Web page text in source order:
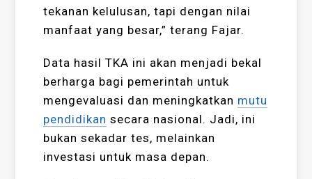
tekanan kelulusan, tapi dengan nilai
manfaat yang besar,” terang Fajar.
Data hasil TKA ini akan menjadi bekal
berharga bagi pemerintah untuk
mengevaluasi dan meningkatkan mutu
pendidikan secara nasional. Jadi, ini
bukan sekadar tes, melainkan
investasi untuk masa depan.